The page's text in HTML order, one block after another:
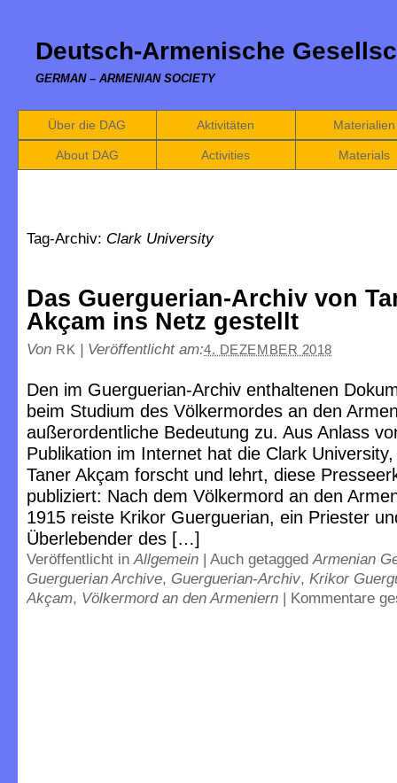
Deutsch-Armenische
GERMAN – ARMENIAN SOCIETY
Über die DAG Aktivitäten Materialien
About DAG Activities Materials
Tag-Archiv: Clark University
Das Guerguerian-Archiv von
Akçam ins Netz gestellt
Von RK | Veröffentlicht am:4. DEZEMBER 2018
Den im Guerguerian-Archiv enthaltenen
beim Studium des Völkermordes an den
außerordentliche Bedeutung zu. Aus Anlass
Publikation im Internet hat die Clark
Taner Akçam forscht und lehrt, diese
publiziert: Nach dem Völkermord an den
1915 reiste Krikor Guerguerian, ein Priester
Überlebender des […]
Veröffentlicht inAllgemein | Auch getaggedArmenian
Guerguerian Archive, Guerguerian-Archiv, Krikor
Akçam, Völkermord an den Armeniern | Kommentare